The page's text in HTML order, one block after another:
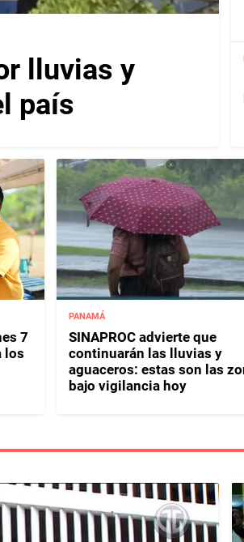
lluvias y
país
7
los
PANAMÁ
SINAPROC advierte que
continuarán las lluvias y
aguaceros: estas son las
bajo vigilancia hoy